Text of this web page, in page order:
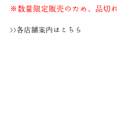
※数量限定販売のため、品切
>>各店舗案内はこちら